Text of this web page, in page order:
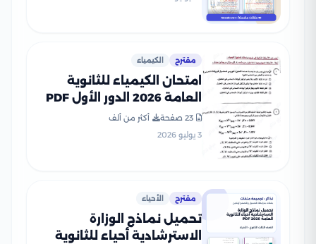
مقترح الكيمياء
امتحان الكيمياء للثانوية
العامة 2026 الدور الأول PDF
لطلاب الصف الثالث الثانوي
23 صفحة
أكثر من ألف
3 يوليو 2026
مقترح الأحياء
تحميل نماذج الوزارة
الاسترشادية أحياء للثانوية